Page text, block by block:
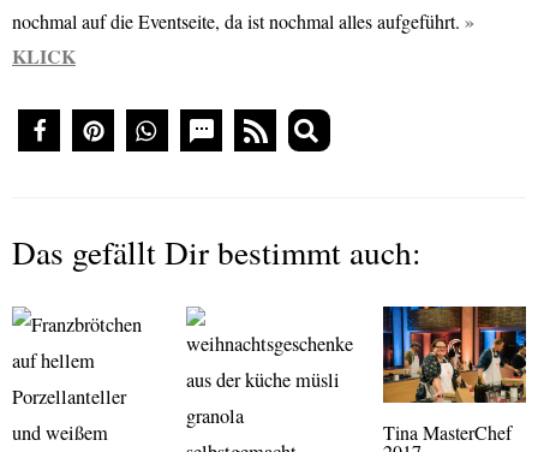
nochmal auf die Eventseite, da ist nochmal alles aufgeführt.
KLICK
Das gefällt Dir bestimmt auch:
Tina MasterChef